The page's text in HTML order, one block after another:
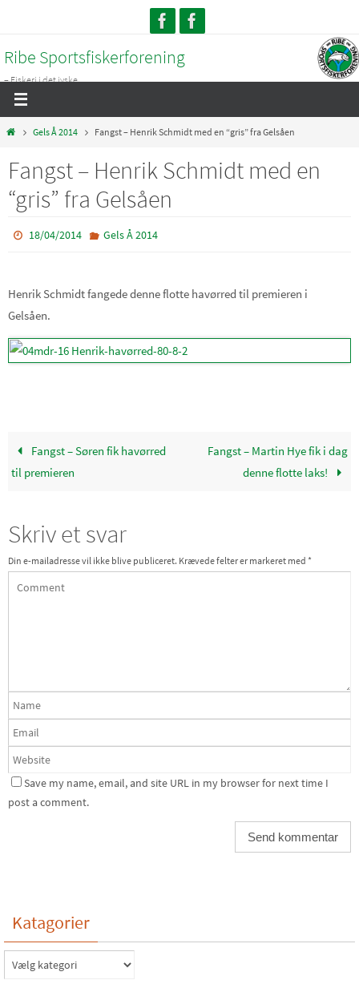
content
Ribe Sportsfiskerforening
– Fiskeri i det jyske...
HomeGels Å 2014 Fangst – Henrik Schmidt med en “gris” fra Gelsåen
Fangst – Henrik Schmidt med en
“gris” fra Gelsåen
18/04/2014 Gels Å 2014
Henrik Schmidt fangede denne flotte havørred til premieren i
Gelsåen.
Fangst – Søren fik havørred
til premieren
Fangst – Martin Hye fik i dag
denne flotte laks!
Skriv et svar
Din e-mailadresse vil ikke blive publiceret. Krævede felter er markeret med *
Save my name, email, and site URL in my browser for next time I
post a comment.
Katagorier
Katagorier